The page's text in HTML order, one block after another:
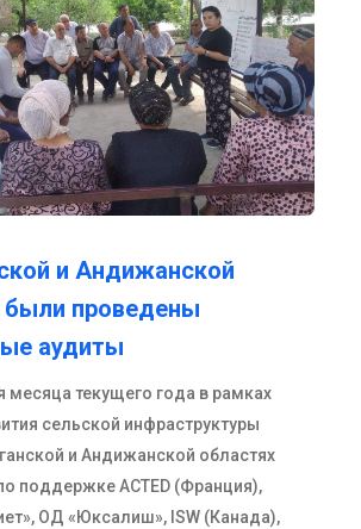
и Андижанской
были проведены
аудиты
месяца текущего года в рамках
сельской инфраструктуры
и Андижанской областях
поддержке ACTED (Франция),
ОД «Юксалиш», ISW (Канада),